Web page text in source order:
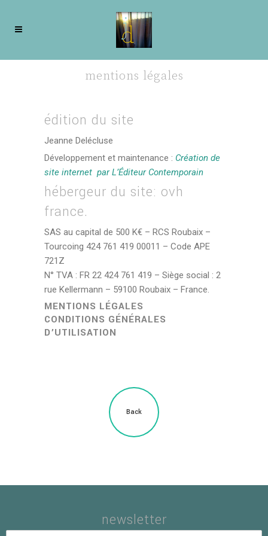
mentions légales
édition du site
Jeanne Delécluse
Développement et maintenance : Création de
site internet par L’Éditeur Contemporain
hébergeur du site: ovh
france.
SAS au capital de 500 K€ – RCS Roubaix –
Tourcoing 424 761 419 00011 – Code APE
721Z
N° TVA : FR 22 424 761 419 – Siège social : 2
rue Kellermann – 59100 Roubaix – France.
MENTIONS LÉGALES
CONDITIONS GÉNÉRALES
D’UTILISATION
Back
newsletter